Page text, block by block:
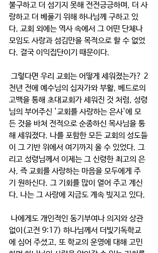
불구하고 더 섬기지 못해 전전긍긍하며, 더 사
랑하고 더 베풀기 위해 하나님께 구하고 있
다. 교회 외에는 역사 속에서 그 어떤 단체나
모임도 사랑과 섬김만을 목적으로 할 수 없었
다. 결국 이익집단이기 때문이다.
천년 전에 예수님의 십자가와 부활, 베드로의
고백을 통해 초대교회가 세워진 것 처럼, 성령
님의 부어주신 '교회를 사랑하는 은사'에 모
든 것을 바쳐 전적으로 순종하신 목사님을 통
해 세워졌다. 나를 포함한 모든 교회의 성도들
이 그 기반 위에서 여기까지 올 수 있었다. 그
리고 성령님께서 이제는 그 신령한 최고의 은
사, 즉 교회를 사랑하는 마음을 모두에게 주
기 원하신다. 그 기회를 많이 열어 주고 계신
다. 나는 그 사랑에 지금도 계속 빚지고 있다.
없이(고전 9:17) 하나님께서 더빛기독학교
에 심어 주셨고, 또 학교의 운영에 대해 고민